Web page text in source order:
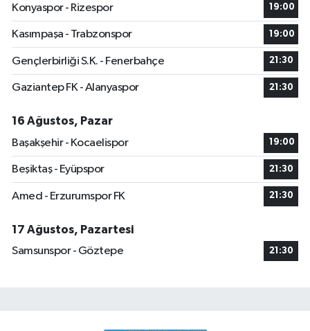
Konyaspor - Rizespor
19:00
Kasımpaşa - Trabzonspor 19:00
Gençlerbirliği S.K. - Fenerbahçe 21:30
Gaziantep FK - Alanyaspor 21:30
16 Ağustos, Pazar
Başakşehir - Kocaelispor
19:00
Beşiktaş - Eyüpspor 21:30
Amed - Erzurumspor FK 21:30
17 Ağustos, Pazartesi
Samsunspor - Göztepe
21:30